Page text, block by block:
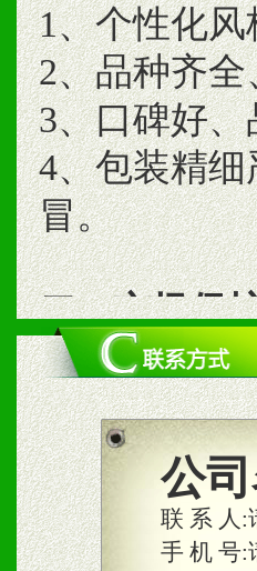
1、个性化
2、品种齐
3、口碑好
4、包装精
冒。
二、市场保
1、统一市
商利润。
2、区域独
合作关系。
公司
联 系 人:
手 机 号: